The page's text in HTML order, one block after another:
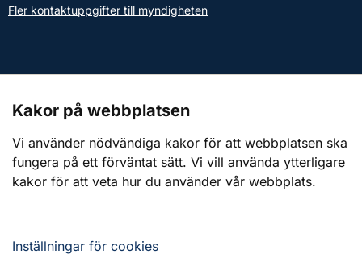
Fler kontaktuppgifter till myndigheten
Webbplatsen
Om webbplatsen
Kakor på webbplatsen
Vi använder nödvändiga kakor för att webbplatsen ska
fungera på ett förväntat sätt. Vi vill använda ytterligare
kakor för att veta hur du använder vår webbplats.
Inställningar för cookies